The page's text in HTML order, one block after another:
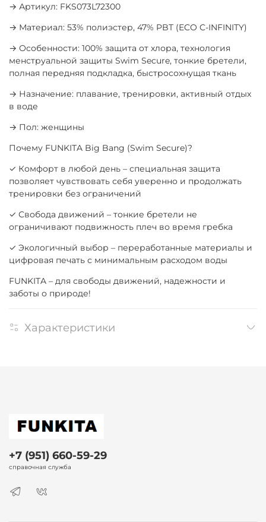
→ Артикул: FKS073L72300
→ Материал: 53% полиэстер, 47% PBT (ECO C-INFINITY)
→ Особенности: 100% защита от хлора, технология
менструальной защиты Swim Secure, тонкие бретели,
полная передняя подкладка, быстросохнущая ткань
→ Назначение: плавание, тренировки, активный отдых
в воде
→ Пол: женщины
Почему FUNKITA Big Bang (Swim Secure)?
✓ Комфорт в любой день – специальная защита
позволяет чувствовать себя уверенно и продолжать
тренировки без ограничений
✓ Свобода движений – тонкие бретели не
ограничивают подвижность плеч во время гребка
✓ Экологичный выбор – переработанные материалы и
цифровая печать с минимальным расходом воды
FUNKITA – для свободы движений, надежности и
заботы о природе!
Характеристики
+7 (951) 660-59-29
справочная служба